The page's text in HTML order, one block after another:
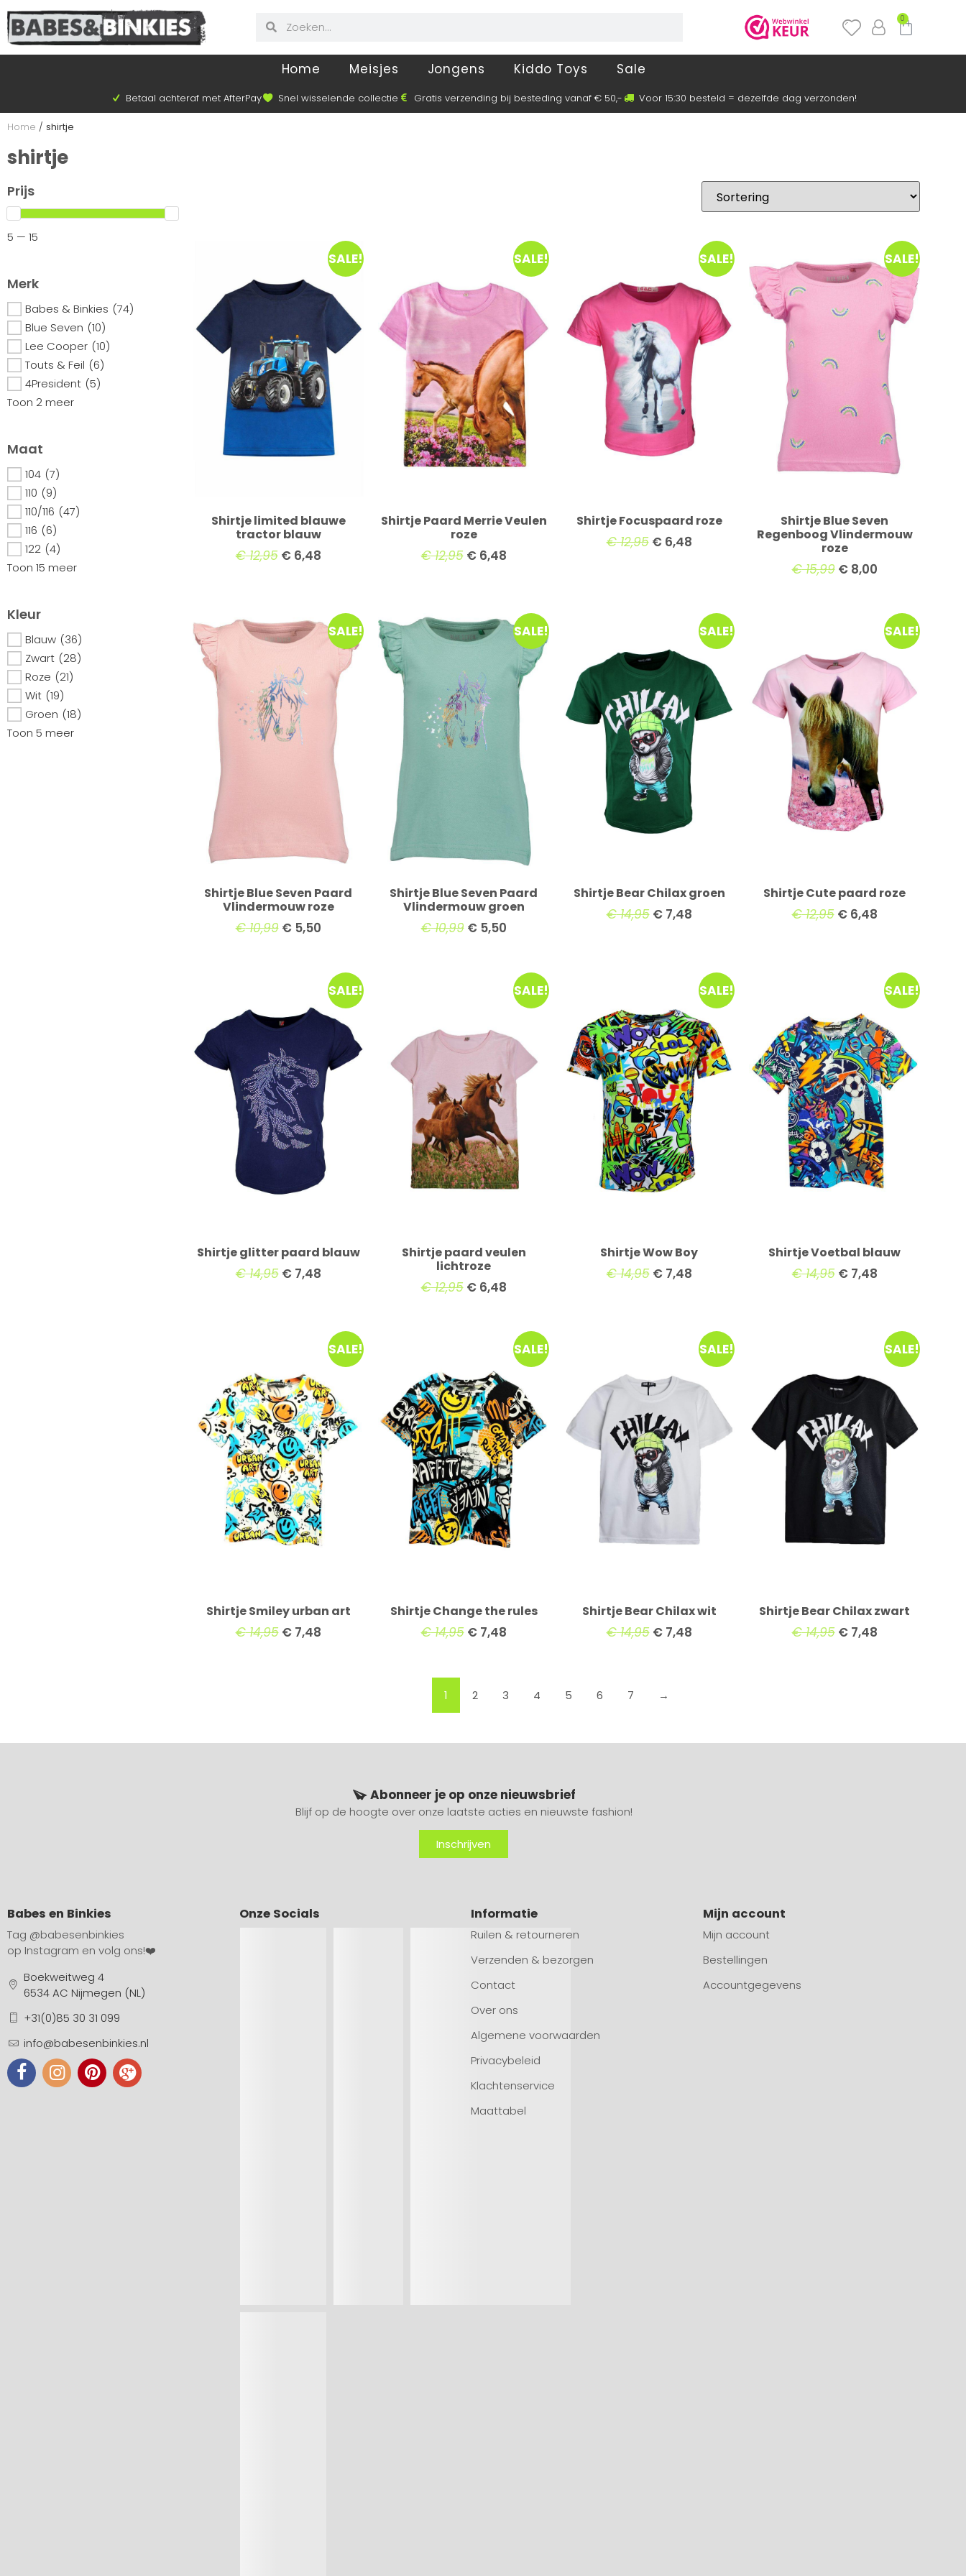
0
Home Meisjes Jongens Kiddo Toys Sale
Betaal achteraf met AfterPay Snel wisselende collectie Gratis verzending bij besteding vanaf € 50,- Voor 15:30 besteld = dezelfde dag verzonden!
Home / shirtje
shirtje
Prijs
5 — 15
Merk
Babes & Binkies (74)
Blue Seven (10)
Lee Cooper (10)
Touts & Feil (6)
4President (5)
Toon 2 meer
Maat
104 (7)
110 (9)
110/116 (47)
116 (6)
122 (4)
Toon 15 meer
Kleur
Blauw (36)
Zwart (28)
Roze (21)
Wit (19)
Groen (18)
Toon 5 meer
SALE!
Shirtje limited blauwe
tractor blauw
€12,95 €6,48
SALE!
Shirtje Paard Merrie Veulen
roze
€12,95 €6,48
SALE!
Shirtje Focuspaard roze
€12,95 €6,48
SALE!
Shirtje Blue Seven
Regenboog Vlindermouw
roze
€15,99 €8,00
SALE!
Shirtje Blue Seven Paard
Vlindermouw roze
€10,99 €5,50
SALE!
Shirtje Blue Seven Paard
Vlindermouw groen
€10,99 €5,50
SALE!
Shirtje Bear Chilax groen
€14,95 €7,48
SALE!
Shirtje Cute paard roze
€12,95 €6,48
SALE!
Shirtje glitter paard blauw
€14,95 €7,48
SALE!
Shirtje paard veulen
lichtroze
€12,95 €6,48
SALE!
Shirtje Wow Boy
€14,95 €7,48
SALE!
Shirtje Voetbal blauw
€14,95 €7,48
SALE!
Shirtje Smiley urban art
€14,95 €7,48
SALE!
Shirtje Change the rules
€14,95 €7,48
SALE!
Shirtje Bear Chilax wit
€14,95 €7,48
SALE!
Shirtje Bear Chilax zwart
€14,95 €7,48
1 2 3 4 5 6 7 →
Abonneer je op onze nieuwsbrief
Blijf op de hoogte over onze laatste acties en nieuwste fashion!
Inschrijven
Babes en Binkies
Tag @babesenbinkies
op Instagram en volg ons!❤️
Boekweitweg 4
6534 AC Nijmegen (NL)
+31(0)85 30 31 099
info@babesenbinkies.nl
Onze Socials Informatie
Ruilen & retourneren
Verzenden & bezorgen
Contact
Over ons
Algemene voorwaarden
Privacybeleid
Klachtenservice
Maattabel
Mijn account
Mijn account
Bestellingen
Accountgegevens